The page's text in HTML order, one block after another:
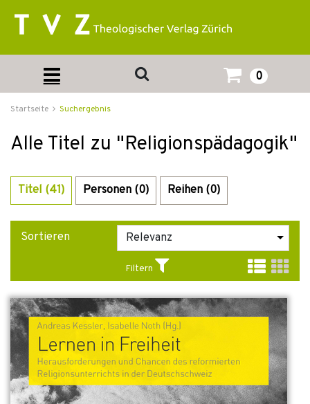
0
Startseite Suchergebnis
Alle Titel zu "Religionspädagogik"
Titel (41) Personen (0) Reihen (0)
Sortieren
Filtern